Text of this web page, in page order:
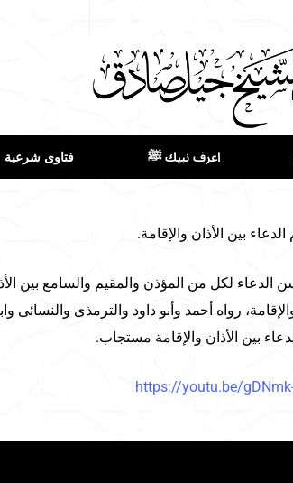
اعرف نبيك ﷺ فتاوى شرعية
بين الأذان والإقامة.
لكل من المؤذن والمقيم والسامع بين
والإقامة، رواه أحمد وأبو داود والترمذى
بين الأذان والإقامة مستجاب.
https://youtu.be/